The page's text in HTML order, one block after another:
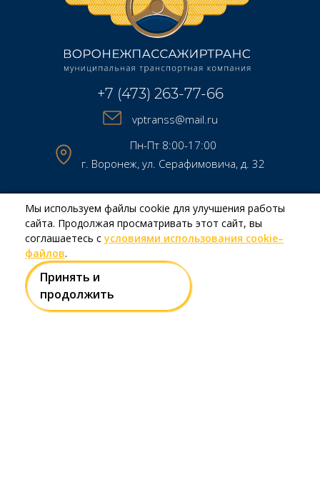
+7 (473) 263-77-66
vptranss@mail.ru
Пн-Пт 8:00-17:00
г. Воронеж, ул. Серафимовича, д. 32
Copyright © МКП МТК «Воронежпассажиртранс» 2026
Создание и продвижение сайтовTeam-B
Правила использования сайта
Политика в отношении обработки персональных данных
Мы используем файлы cookie для улучшения работы
сайта. Продолжая просматривать этот сайт, вы
соглашаетесь сусловиями использования cookie–
файлов.
Принять и
продолжить